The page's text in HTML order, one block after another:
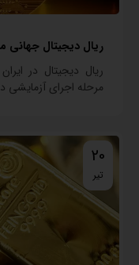
ریال دیجیتال جهانی
ریال دیجیتال در
مرحله اجرای
20
تیر